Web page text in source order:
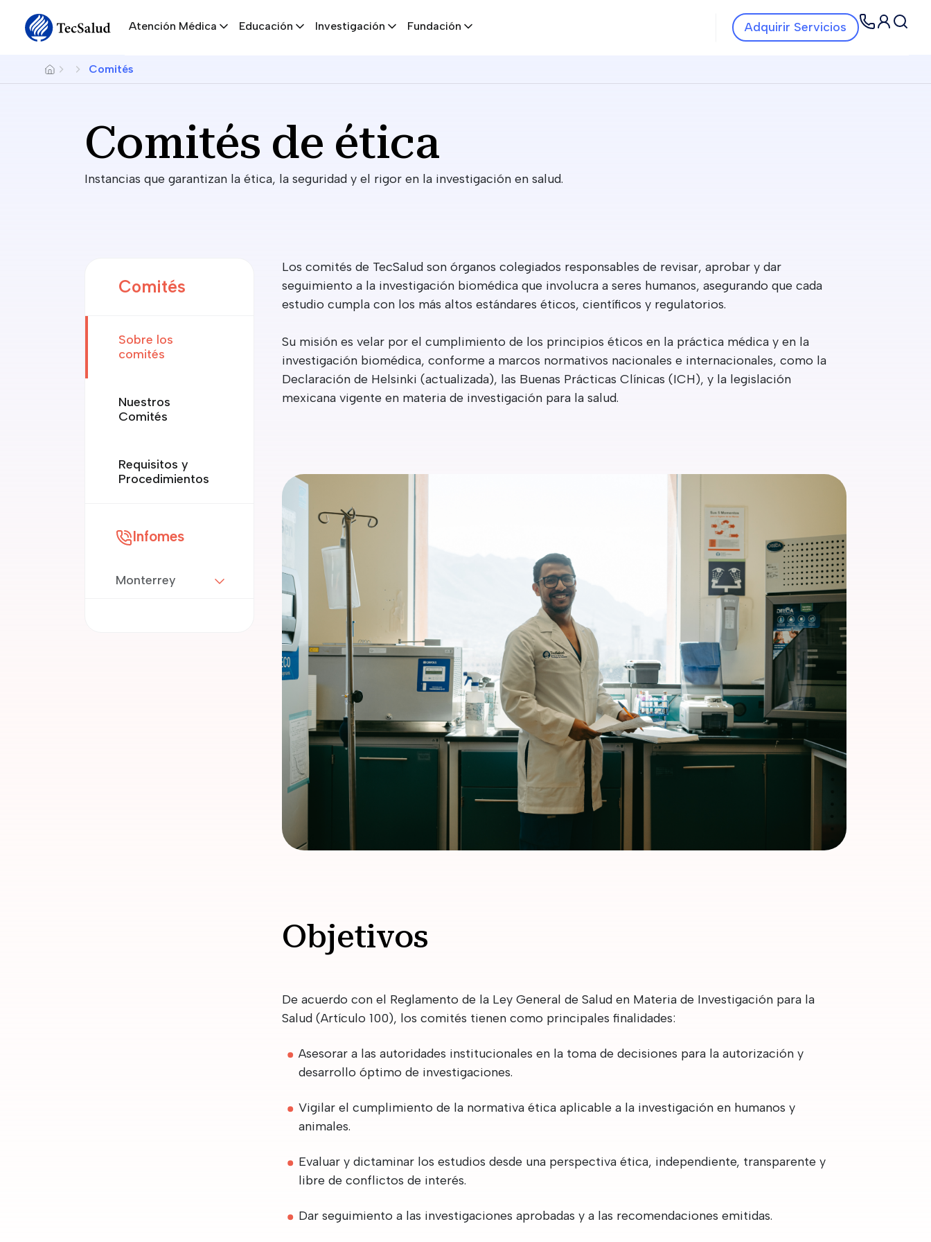
Atención Médica Educación Investigación Fundación
Navbar Servicios
Adquirir Servicios
Navbar
Breadcrumb Comités
Comités de ética
Instancias que garantizan la ética, la seguridad y el rigor en la investigación en salud.
Comités
Sobre los
comités
Nuestros
Comités
Requisitos y
Procedimientos
Infomes
Monterrey
Los comités de TecSalud son órganos colegiados responsables de revisar, aprobar y dar
seguimiento a la investigación biomédica que involucra a seres humanos, asegurando que cada
estudio cumpla con los más altos estándares éticos, científicos y regulatorios.
Su misión es velar por el cumplimiento de los principios éticos en la práctica médica y en la
investigación biomédica, conforme a marcos normativos nacionales e internacionales, como la
Declaración de Helsinki (actualizada), las Buenas Prácticas Clínicas (ICH), y la legislación
mexicana vigente en materia de investigación para la salud.
Objetivos
De acuerdo con el Reglamento de la Ley General de Salud en Materia de Investigación para la
Salud (Artículo 100), los comités tienen como principales finalidades:
Asesorar a las autoridades institucionales en la toma de decisiones para la autorización y
desarrollo óptimo de investigaciones.
Vigilar el cumplimiento de la normativa ética aplicable a la investigación en humanos y
animales.
Evaluar y dictaminar los estudios desde una perspectiva ética, independiente, transparente y
libre de conflictos de interés.
Dar seguimiento a las investigaciones aprobadas y a las recomendaciones emitidas.